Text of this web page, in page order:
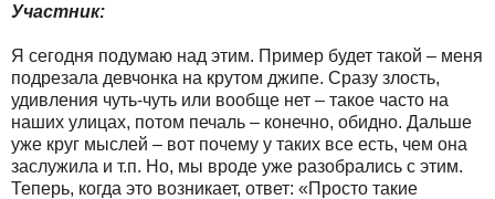
Участник:
Я сегодня подумаю над этим. Пример будет такой – меня
подрезала девчонка на крутом джипе. Сразу злость,
удивления чуть-чуть или вообще нет – такое часто на
наших улицах, потом печаль – конечно, обидно. Дальше
уже круг мыслей – вот почему у таких все есть, чем она
заслужила и т.п. Но, мы вроде уже разобрались с этим.
Теперь, когда это возникает, ответ: «Просто такие